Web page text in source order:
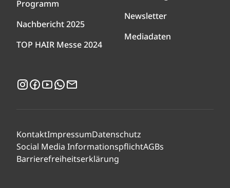
Programm
Nachbericht 2025
TOP HAIR Messe 2024
Newsletter
Mediadaten
Instagram
Facebook
YouTubeWhatsApp
KontaktImpressumDatenschutz
Social Media InformationspflichtAGBs
Barrierefreiheitserklärung